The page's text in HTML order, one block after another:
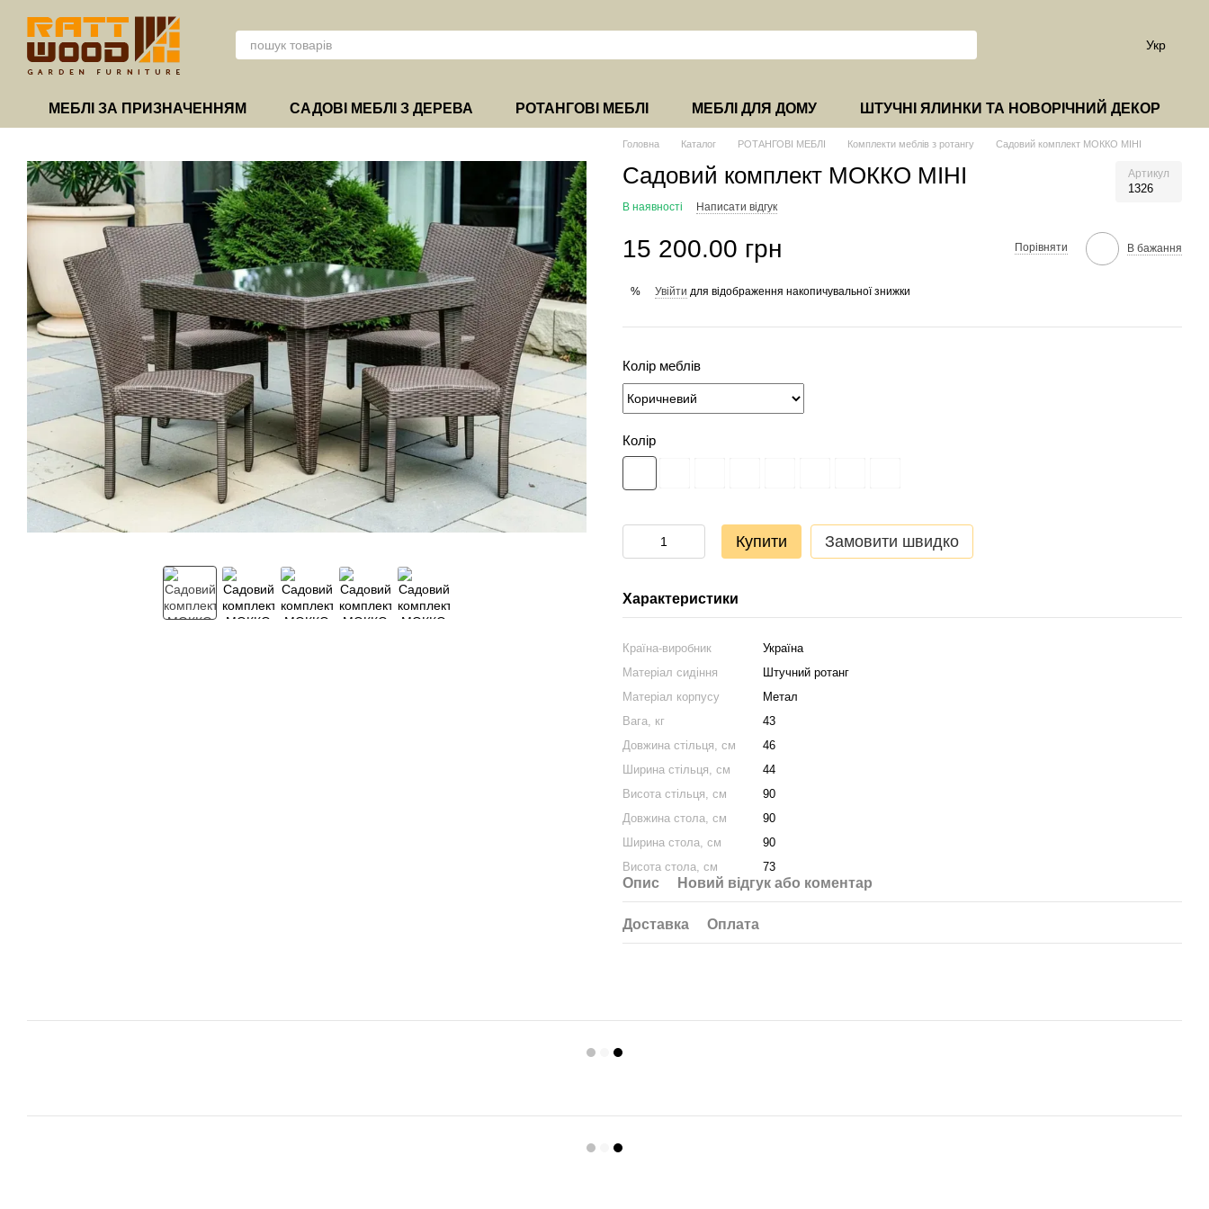
Перейти до основного контенту
Укр
МЕБЛІ ЗА ПРИЗНАЧЕННЯМ САДОВІ МЕБЛІ З ДЕРЕВА РОТАНГОВІ МЕБЛІ МЕБЛІ ДЛЯ ДОМУ ШТУЧНІ ЯЛИНКИ ТА НОВОРІЧНИЙ ДЕКОР
Головна Каталог РОТАНГОВІ МЕБЛІ Комплекти меблів з ротангу Садовий комплект МОККО МІНІ
Садовий комплект МОККО МІНІ Артикул
1326
В наявності Написати відгук
15 200.00 грн Порівняти В бажання
% Увійти для відображення накопичувальної знижки
Колір меблів
Колір
Купити Замовити швидко
Характеристики
Країна-виробник
Україна
Матеріал сидіння
Штучний ротанг
Матеріал корпусу
Метал
Вага, кг
43
Довжина стільця, см
46
Ширина стільця, см
44
Висота стільця, см
90
Довжина стола, см
90
Ширина стола, см
90
Висота стола, см
73
Опис Новий відгук або коментар
Доставка Оплата